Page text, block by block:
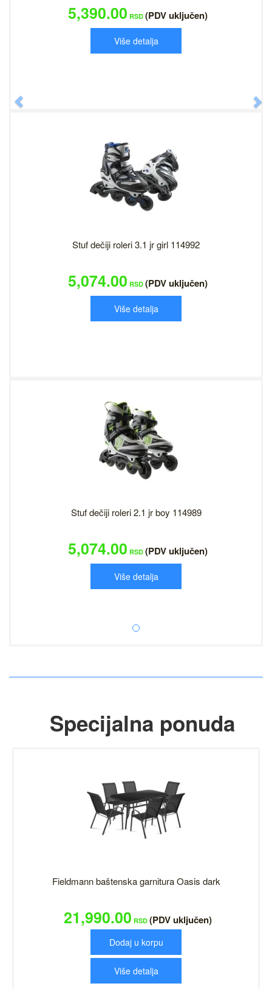
5,390.00 RSD (PDV uključen)
Više detalja
Stuf dečiji roleri 3.1 jr girl 114992
5,074.00 RSD (PDV uključen)
Više detalja
Stuf dečiji roleri 2.1 jr boy 114989
5,074.00 RSD (PDV uključen)
Više detalja
Specijalna ponuda
Fieldmann baštenska garnitura Oasis dark
21,990.00 RSD (PDV uključen)
Dodaj u korpu
Više detalja